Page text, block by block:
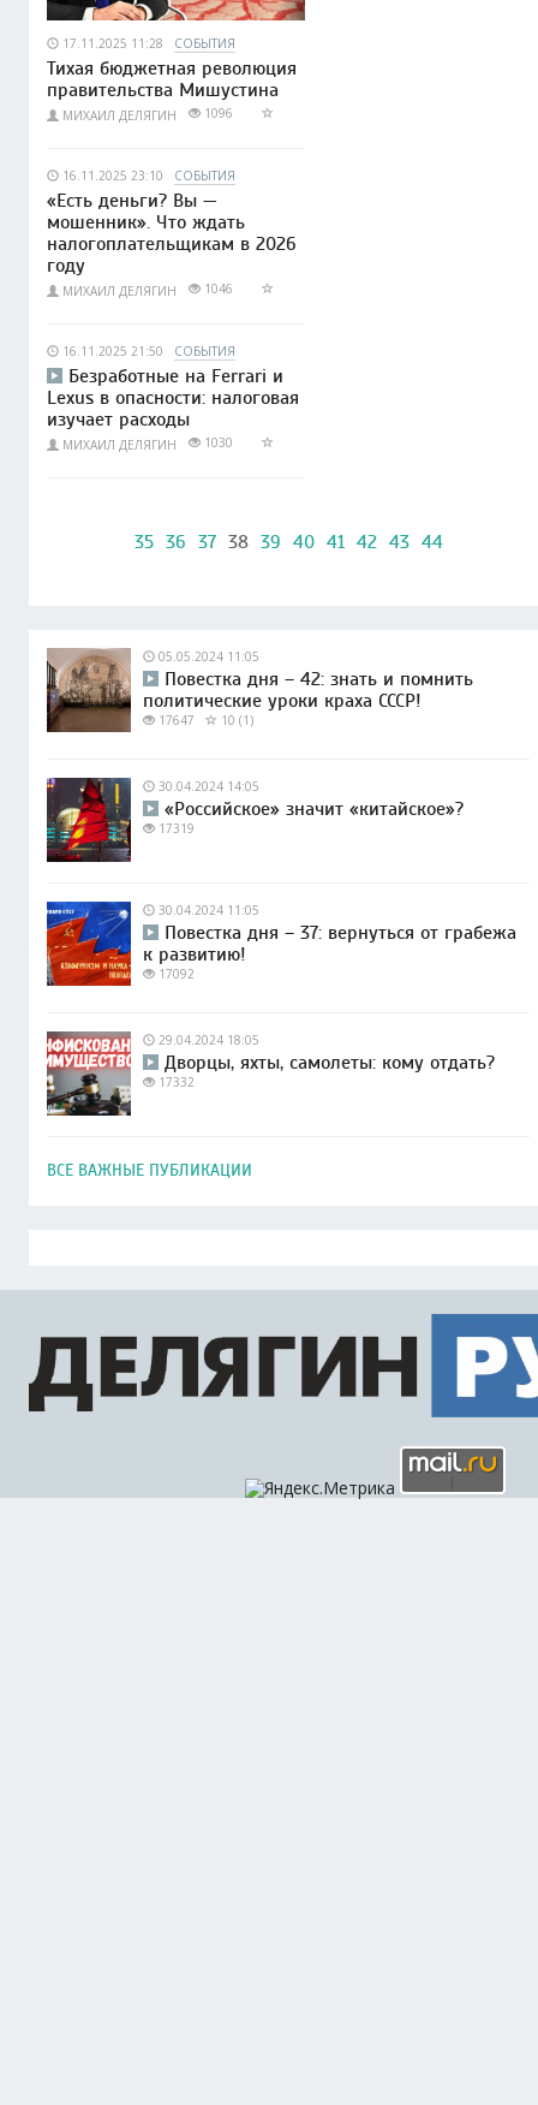
17.11.2025 11:28 СОБЫТИЯ
Тихая бюджетная революция
правительства Мишустина
МИХАИЛ ДЕЛЯГИН 1096
16.11.2025 23:10 СОБЫТИЯ
«Есть деньги? Вы —
мошенник». Что ждать
налогоплательщикам в 2026
году
МИХАИЛ ДЕЛЯГИН 1046
16.11.2025 21:50 СОБЫТИЯ
Безработные на Ferrari и
Lexus в опасности: налоговая
изучает расходы
МИХАИЛ ДЕЛЯГИН 1030
35 36 37 38 39 40 41 42 43 44
05.05.2024 11:05
Повестка дня – 42: знать и помнить
политические уроки краха СССР!
17647 10 (1)
30.04.2024 14:05
«Российское» значит «китайское»?
17319
30.04.2024 11:05
Повестка дня – 37: вернуться от грабежа
к развитию!
17092
29.04.2024 18:05
Дворцы, яхты, самолеты: кому отдать?
17332
ВСЕ ВАЖНЫЕ ПУБЛИКАЦИИ